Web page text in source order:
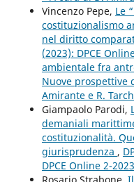
Vincenzo Pepe, Le
costituzionalismo
nel diritto
(2023): DPCE
ambientale fra
Nuove prospettive
Amirante e R.
Giampaolo Parodi,
demaniali
costituzionalità.
giurisprudenza ,
DPCE Online 2-2023